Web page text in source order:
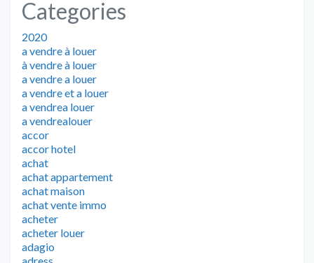
Categories
2020
a vendre à louer
à vendre à louer
a vendre a louer
a vendre et a louer
a vendrea louer
a vendrealouer
accor
accor hotel
achat
achat appartement
achat maison
achat vente immo
acheter
acheter louer
adagio